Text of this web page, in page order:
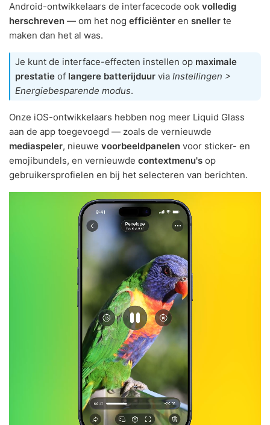
Android-ontwikkelaars de interfacecode ook volledig
herschreven — om het nog efficiënter en sneller te
maken dan het al was.
Je kunt de interface-effecten instellen op maximale
prestatie of langere batterijduur via Instellingen >
Energiebesparende modus.
Onze iOS-ontwikkelaars hebben nog meer Liquid Glass
aan de app toegevoegd — zoals de vernieuwde
mediaspeler, nieuwe voorbeeldpanelen voor sticker- en
emojibundels, en vernieuwde contextmenu's op
gebruikersprofielen en bij het selecteren van berichten.